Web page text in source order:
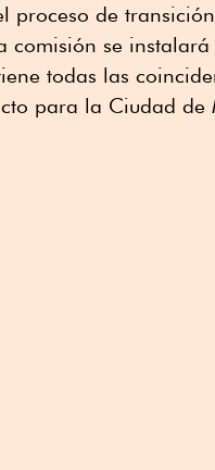
proceso de
comisión se
todas las
para la Ciudad de